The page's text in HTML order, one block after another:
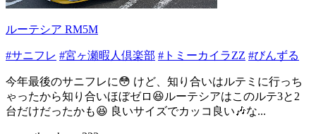
ルーテシア RM5M
#サニフレ #宮ヶ瀬暇人倶楽部 #トミーカイラZZ #びんずる
今年最後のサニフレに😳 けど、知り合いはルテミに行っち
ゃったから知り合いほぼゼロ😆ルーテシアはこのルテ3と2
台だけだったかも😆 良いサイズでカッコ良い🎶な...